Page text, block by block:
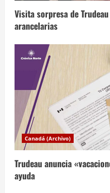
s
Visita sorpresa de
arancelarias
Canadá (Archivo)
Trudeau anuncia
ayuda